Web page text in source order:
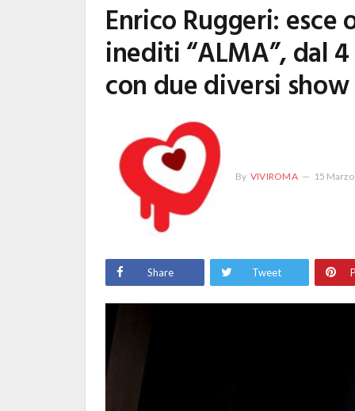
Enrico Ruggeri:
inediti “ALMA”, dal
con due diversi
By VIVIROMA 15
Share Tweet